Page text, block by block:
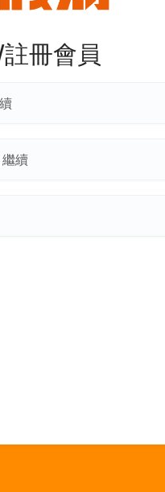
冊會員
續